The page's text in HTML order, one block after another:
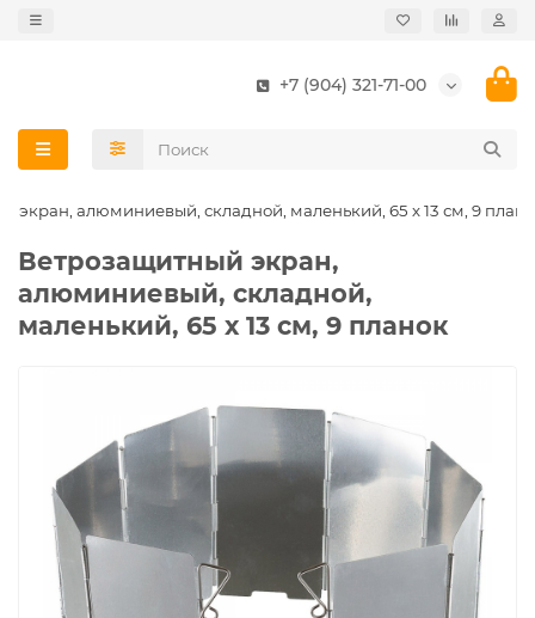
+7 (904) 321-71-00
экран, алюминиевый, складной, маленький, 65 х 13 см, 9
Ветрозащитный экран,
алюминиевый, складной,
маленький, 65 х 13 см, 9 планок